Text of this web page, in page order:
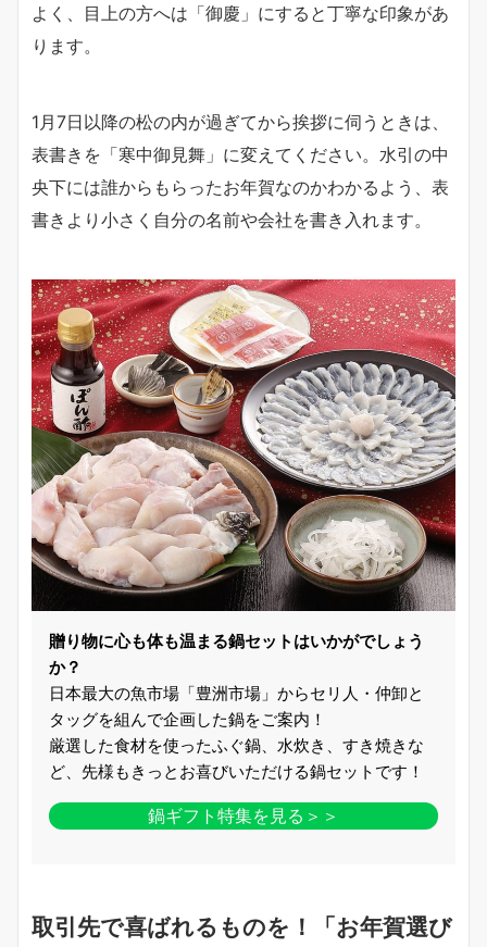
よく、目上の方へは「御慶」にすると丁寧な印象があ
ります。
1月7日以降の松の内が過ぎてから挨拶に伺うときは、
表書きを「寒中御見舞」に変えてください。水引の中
央下には誰からもらったお年賀なのかわかるよう、表
書きより小さく自分の名前や会社を書き入れます。
贈り物に心も体も温まる鍋セットはいかがでしょう
か？
日本最大の魚市場「豊洲市場」からセリ人・仲卸と
タッグを組んで企画した鍋をご案内！
厳選した食材を使ったふぐ鍋、水炊き、すき焼きな
ど、先様もきっとお喜びいただける鍋セットです！
鍋ギフト特集を見る＞＞
取引先で喜ばれるものを！「お年賀選び